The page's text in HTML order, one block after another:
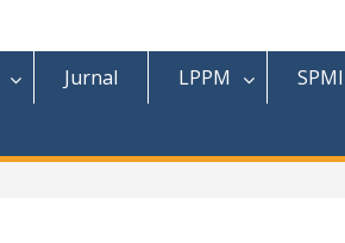
Jurnal LPPM
SPMI